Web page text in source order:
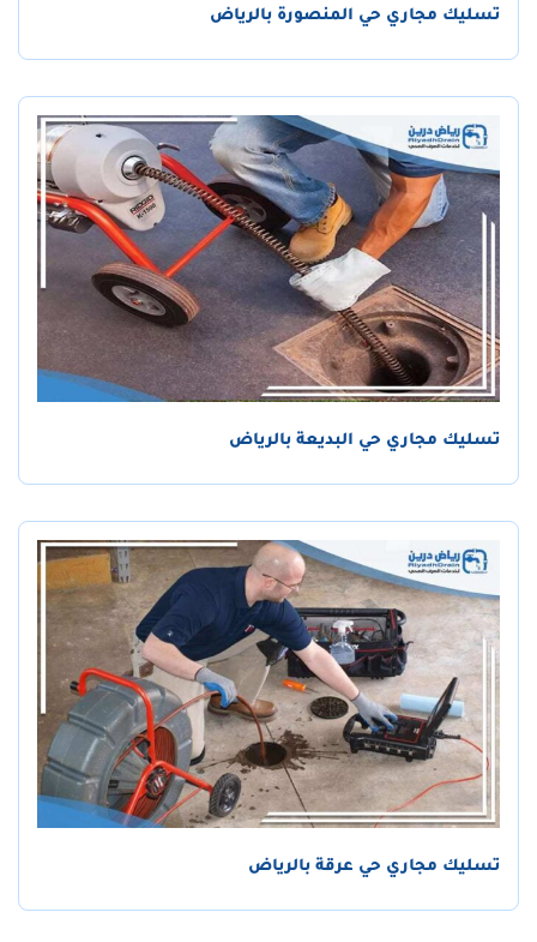
تسليك مجاري حي المنصورة بالرياض
تسليك مجاري حي البديعة بالرياض
تسليك مجاري حي عرقة بالرياض